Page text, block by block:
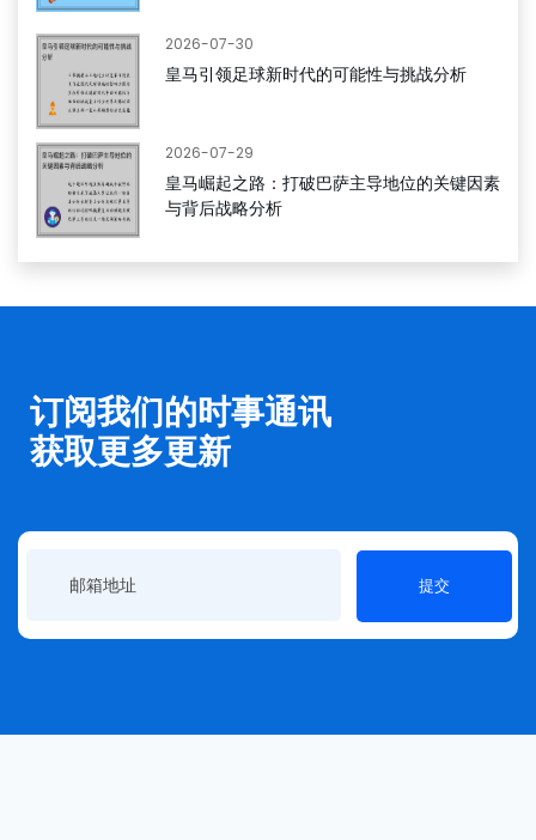
2026-07-30
皇马引领足球新时代的可能性与挑战分析
2026-07-29
皇马崛起之路：打破巴萨主导地位的关键因素
与背后战略分析
订阅我们的时事通讯
获取更多更新
提交